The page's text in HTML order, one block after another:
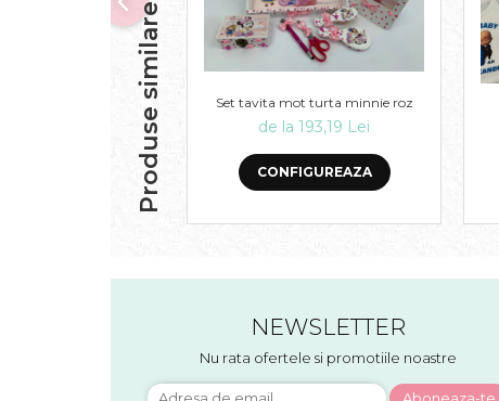
Produse similare Set tavita mot turta minnie roz
de la 193,19 Lei
CONFIGUREAZA
NEWSLETTER
Nu rata ofertele si promotiile noastre